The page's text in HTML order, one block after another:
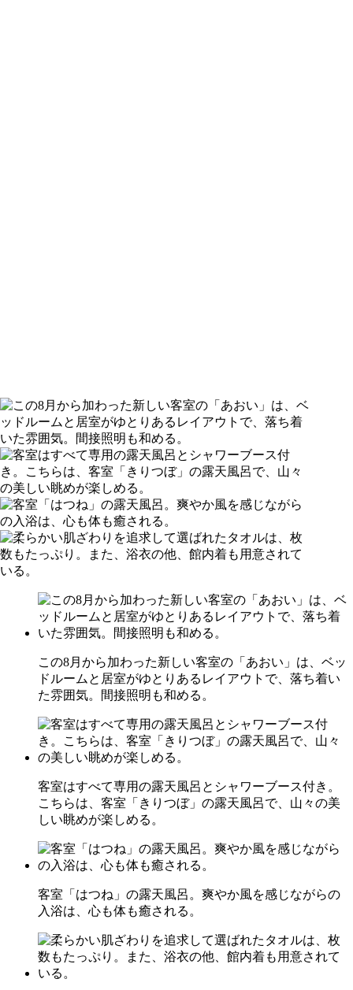
この8月から加わった新しい客室の「あおい」は、ベッ
ドルームと居室がゆとりあるレイアウトで、落ち着い
た雰囲気。間接照明も和める。
客室はすべて専用の露天風呂とシャワーブース付き。
こちらは、客室「きりつぼ」の露天風呂で、山々の美
しい眺めが楽しめる。
客室「はつね」の露天風呂。爽やか風を感じながらの
入浴は、心も体も癒される。